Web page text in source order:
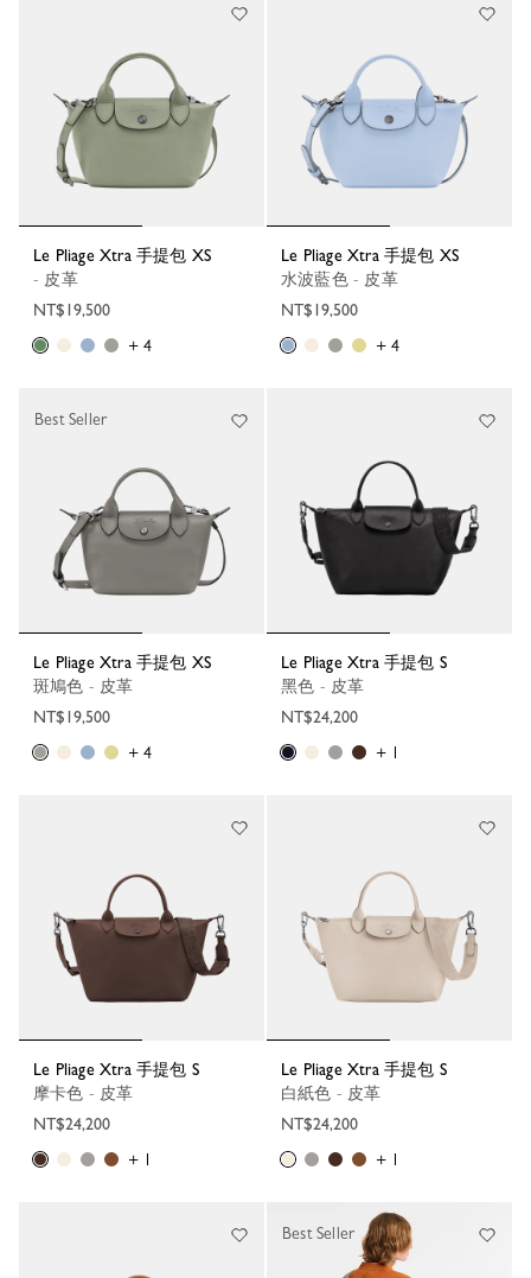
Le Pliage Xtra 手提包 XS
- 皮革
NT$19,500
+ 4
Le Pliage Xtra 手提包 XS
水波藍色 - 皮革
NT$19,500
+ 4
Le Pliage Xtra 手提包 XS
斑鳩色 - 皮革
NT$19,500
+ 4
Best Seller
Le Pliage Xtra 手提包 S
黑色 - 皮革
NT$24,200
+ 1
Le Pliage Xtra 手提包 S
摩卡色 - 皮革
NT$24,200
+ 1
Le Pliage Xtra 手提包 S
白紙色 - 皮革
NT$24,200
+ 1
Best Seller